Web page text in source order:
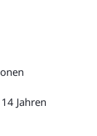
Jahren